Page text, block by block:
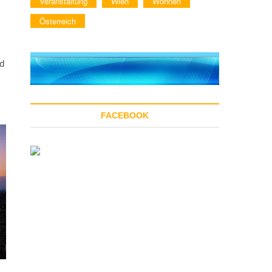
Österreich
FACEBOOK